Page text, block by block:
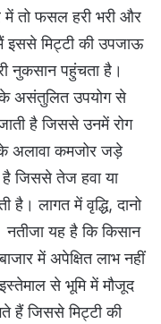
में तो फसल हरी भरी और
मिट्टी की उपजाऊ
नुकसान पहुंचता है।
के असंतुलित उपयोग से
है जिससे उनमें रोग
अलावा कमजोर जड़े
जिससे तेज हवा या
है। लागत में वृद्धि, दानो
नतीजा यह है कि किसान
में अपेक्षित लाभ नहीं
से भूमि में मौजूद
हैं जिससे मिट्टी की